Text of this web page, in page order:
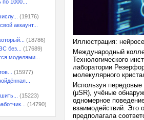
1000...
(19176)
аккаунт...
(18786)
без...
(17689)
моделями...
(15977)
(15223)
(14790)
Иллюстрация:
Международный
Технологического
лаборатории
молекулярного
Используя
(μSR), учёные
одномерное
взаимодействий. Это
предполагала